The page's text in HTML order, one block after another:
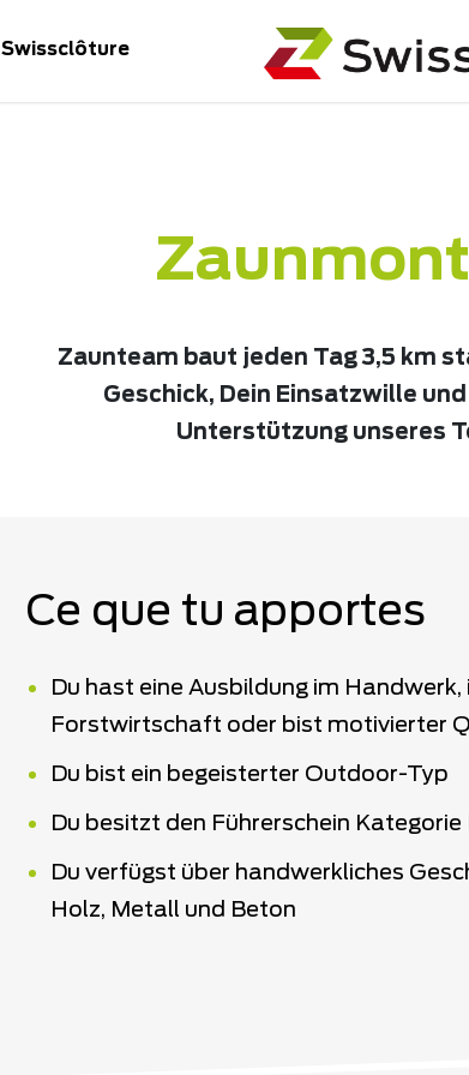
Swissclôture
Zaunteam baut jeden Tag 3,5 km
Geschick, Dein Einsatzwille
Unterstützung unseres
Ce que tu apportes
Du hast eine Ausbildung im
Forstwirtschaft oder bist motivierter
Du bist ein begeisterter Outdoor-Typ
Du besitzt den Führerschein Kategorie
Du verfügst über handwerkliches
Holz, Metall und Beton